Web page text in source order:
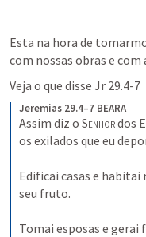
Esta na hora de
com nossas obras e com
Veja o que disse Jr 29.4-7
Jeremias 29.4–7 BEARA
Assim diz o Senhor dos
os exilados que eu
Edificai casas e
seu fruto.
Tomai esposas e